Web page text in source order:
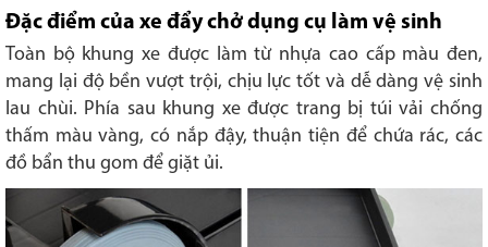
Đặc điểm của xe đẩy chở dụng cụ làm vệ sinh
Toàn bộ khung xe được làm từ nhựa cao cấp màu đen,
mang lại độ bền vượt trội, chịu lực tốt và dễ dàng vệ sinh
lau chùi. Phía sau khung xe được trang bị túi vải chống
thấm màu vàng, có nắp đậy, thuận tiện để chứa rác, các
đồ bẩn thu gom để giặt ủi.